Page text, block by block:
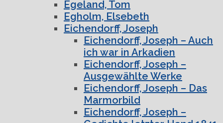
Egeland, Tom
Egholm, Elsebeth
Eichendorff, Joseph
Eichendorff, Joseph – Auch
ich war in Arkadien
Eichendorff, Joseph –
Ausgewählte Werke
Eichendorff, Joseph – Das
Marmorbild
Eichendorff, Joseph –